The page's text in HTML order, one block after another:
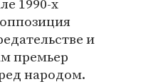
и
премьер
народом.